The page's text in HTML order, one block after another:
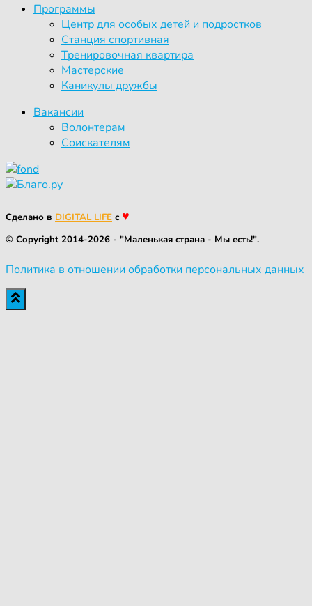
Программы
Центр для особых детей и подростков
Станция спортивная
Тренировочная квартира
Мастерские
Каникулы дружбы
Вакансии
Волонтерам
Соискателям
Сделано в DIGITAL LIFE с ♥
© Copyright 2014-2026 - "Маленькая страна - Мы есть!".
Политика в отношении обработки персональных данных